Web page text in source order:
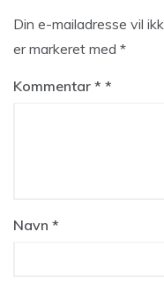
Din e-mailadresse vil
er markeret med *
Kommentar *
Navn *